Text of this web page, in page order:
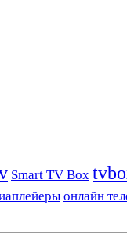
Smart TV Box
онлайн